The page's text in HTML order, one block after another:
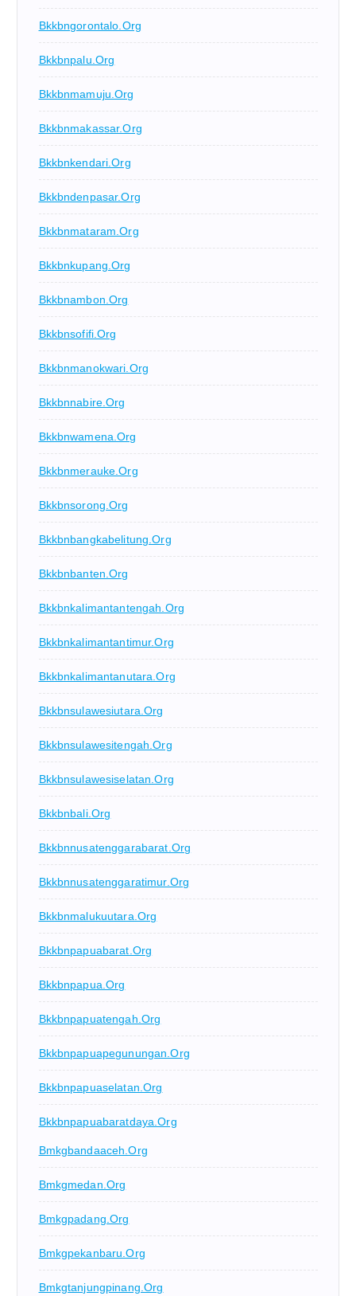
Bkkbngorontalo.org
Bkkbnpalu.org
Bkkbnmamuju.org
Bkkbnmakassar.org
Bkkbnkendari.org
Bkkbndenpasar.org
Bkkbnmataram.org
Bkkbnkupang.org
Bkkbnambon.org
Bkkbnsofifi.org
Bkkbnmanokwari.org
Bkkbnnabire.org
Bkkbnwamena.org
Bkkbnmerauke.org
Bkkbnsorong.org
Bkkbnbangkabelitung.org
Bkkbnbanten.org
Bkkbnkalimantantengah.org
Bkkbnkalimantantimur.org
Bkkbnkalimantanutara.org
Bkkbnsulawesiutara.org
Bkkbnsulawesitengah.org
Bkkbnsulawesiselatan.org
Bkkbnbali.org
Bkkbnnusatenggarabarat.org
Bkkbnnusatenggaratimur.org
Bkkbnmalukuutara.org
Bkkbnpapuabarat.org
Bkkbnpapua.org
Bkkbnpapuatengah.org
Bkkbnpapuapegunungan.org
Bkkbnpapuaselatan.org
Bkkbnpapuabaratdaya.org
Bmkgbandaaceh.org
Bmkgmedan.org
Bmkgpadang.org
Bmkgpekanbaru.org
Bmkgtanjungpinang.org